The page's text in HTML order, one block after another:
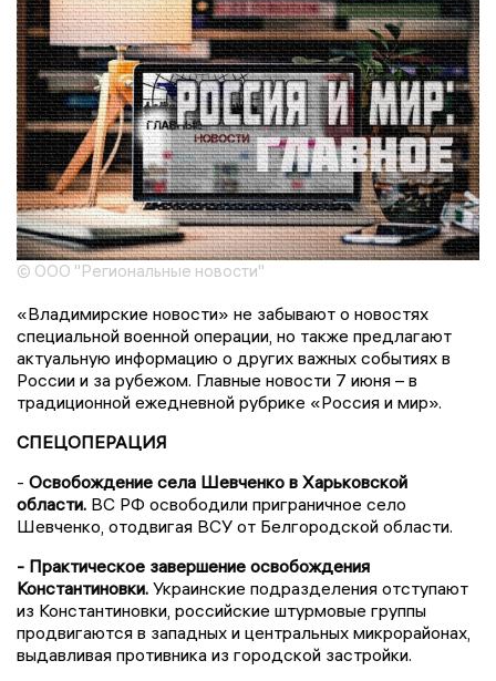
© ООО "Региональные новости"
«Владимирские новости» не забывают о новостях
специальной военной операции, но также предлагают
актуальную информацию о других важных событиях в
России и за рубежом. Главные новости 7 июня – в
традиционной ежедневной рубрике «Россия и мир».
СПЕЦОПЕРАЦИЯ
- Освобождение села Шевченко в Харьковской
области. ВС РФ освободили приграничное село
Шевченко, отодвигая ВСУ от Белгородской области.
- Практическое завершение освобождения
Константиновки. Украинские подразделения отступают
из Константиновки, российские штурмовые группы
продвигаются в западных и центральных микрорайонах,
выдавливая противника из городской застройки.